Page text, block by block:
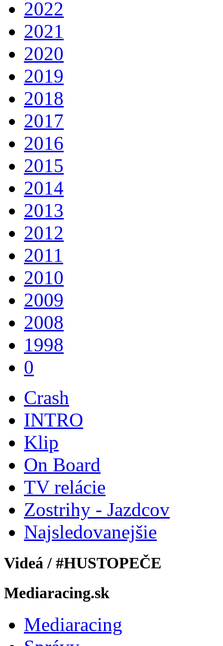
2022
2021
2020
2019
2018
2017
2016
2015
2014
2013
2012
2011
2010
2009
2008
1998
0
Crash
INTRO
Klip
On Board
TV relácie
Zostrihy - Jazdcov
Najsledovanejšie
Videá / #HUSTOPEČE
Mediaracing.sk
Mediaracing